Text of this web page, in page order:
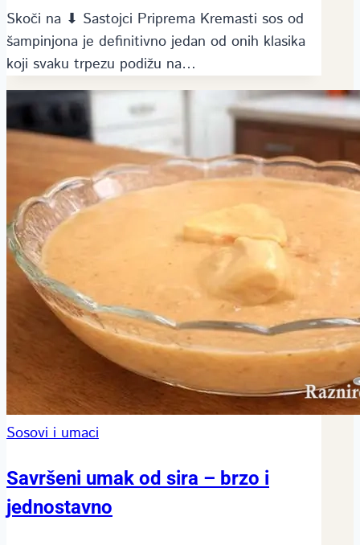
Skoči na ⬇ Sastojci Priprema Kremasti sos od
šampinjona je definitivno jedan od onih klasika
koji svaku trpezu podižu na…
Sosovi i umaci
Savršeni umak od sira – brzo i
jednostavno